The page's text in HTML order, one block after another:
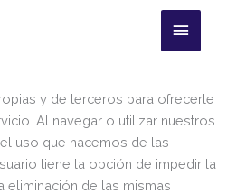
Menú
y de terceros para ofrecerle
Al navegar o utilizar nuestros
uso que hacemos de las
tiene la opción de impedir la
eliminación de las mismas